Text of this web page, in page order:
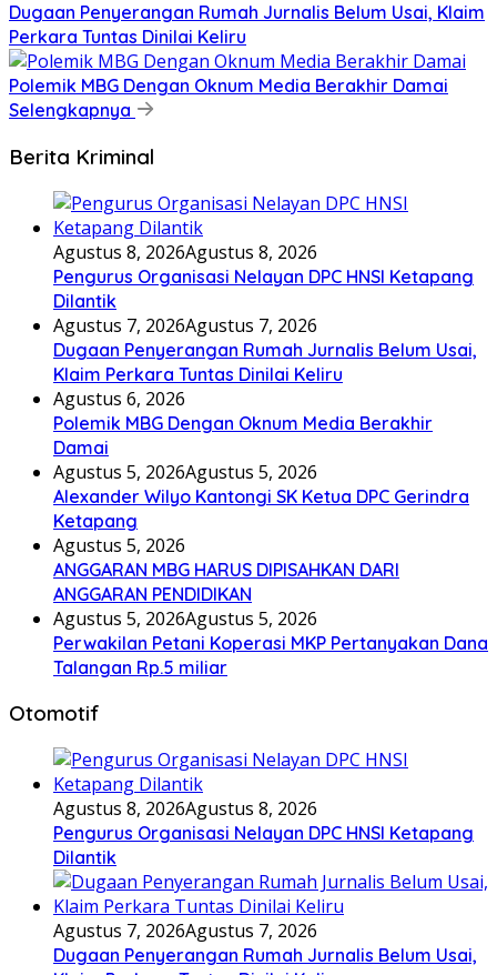
Dugaan Penyerangan Rumah Jurnalis Belum Usai, Klaim
Perkara Tuntas Dinilai Keliru
Polemik MBG Dengan Oknum Media Berakhir Damai
Selengkapnya
Berita Kriminal
Agustus 8, 2026Agustus 8, 2026
Pengurus Organisasi Nelayan DPC HNSI Ketapang
Dilantik
Agustus 7, 2026Agustus 7, 2026
Dugaan Penyerangan Rumah Jurnalis Belum Usai,
Klaim Perkara Tuntas Dinilai Keliru
Agustus 6, 2026
Polemik MBG Dengan Oknum Media Berakhir
Damai
Agustus 5, 2026Agustus 5, 2026
Alexander Wilyo Kantongi SK Ketua DPC Gerindra
Ketapang
Agustus 5, 2026
ANGGARAN MBG HARUS DIPISAHKAN DARI
ANGGARAN PENDIDIKAN
Agustus 5, 2026Agustus 5, 2026
Perwakilan Petani Koperasi MKP Pertanyakan Dana
Talangan Rp.5 miliar
Otomotif
Agustus 8, 2026Agustus 8, 2026
Pengurus Organisasi Nelayan DPC HNSI Ketapang
Dilantik
Agustus 7, 2026Agustus 7, 2026
Dugaan Penyerangan Rumah Jurnalis Belum Usai,